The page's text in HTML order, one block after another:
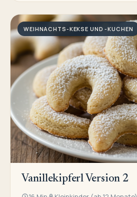
WEIHNACHTS-KEKSE UND -KUCHEN
Vanillekipferl Version 2